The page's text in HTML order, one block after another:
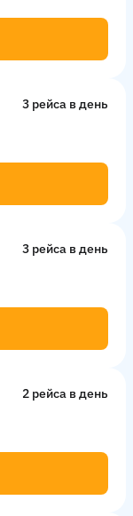
3 рейсa в день
3 рейсa в день
2 рейсa в день